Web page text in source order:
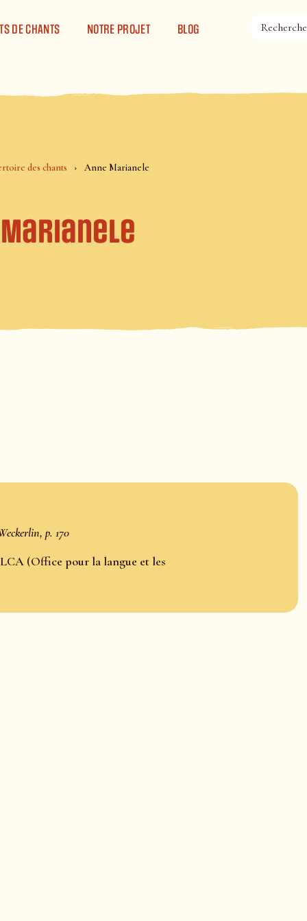
DE CHANTS NOTRE PROJET BLOG
des chants Anne Marianele
Marianele
p. 170
(Office pour la langue et les